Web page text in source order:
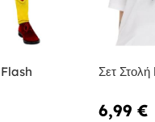
Flash Σετ
6,99 €